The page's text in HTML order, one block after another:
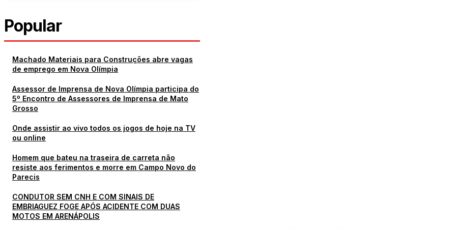
Popular
Machado Materiais para Construções abre vagas
de emprego em Nova Olímpia
Assessor de Imprensa de Nova Olímpia participa do
5º Encontro de Assessores de Imprensa de Mato
Grosso
Onde assistir ao vivo todos os jogos de hoje na TV
ou online
Homem que bateu na traseira de carreta não
resiste aos ferimentos e morre em Campo Novo do
Parecis
CONDUTOR SEM CNH E COM SINAIS DE
EMBRIAGUEZ FOGE APÓS ACIDENTE COM DUAS
MOTOS EM ARENÁPOLIS